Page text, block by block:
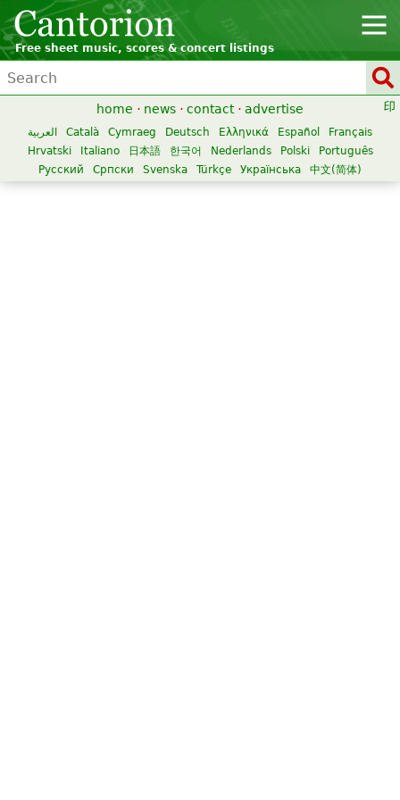
Free sheet music, scores & concert listings
home · news · contact · advertise
العربية Català Cymraeg Deutsch Ελληνικά Español
Français
Hrvatski
Italiano 日本語 한국어 Nederlands Polski
Português
Русский
Српски Svenska Türkçe Українська 中文(简体)